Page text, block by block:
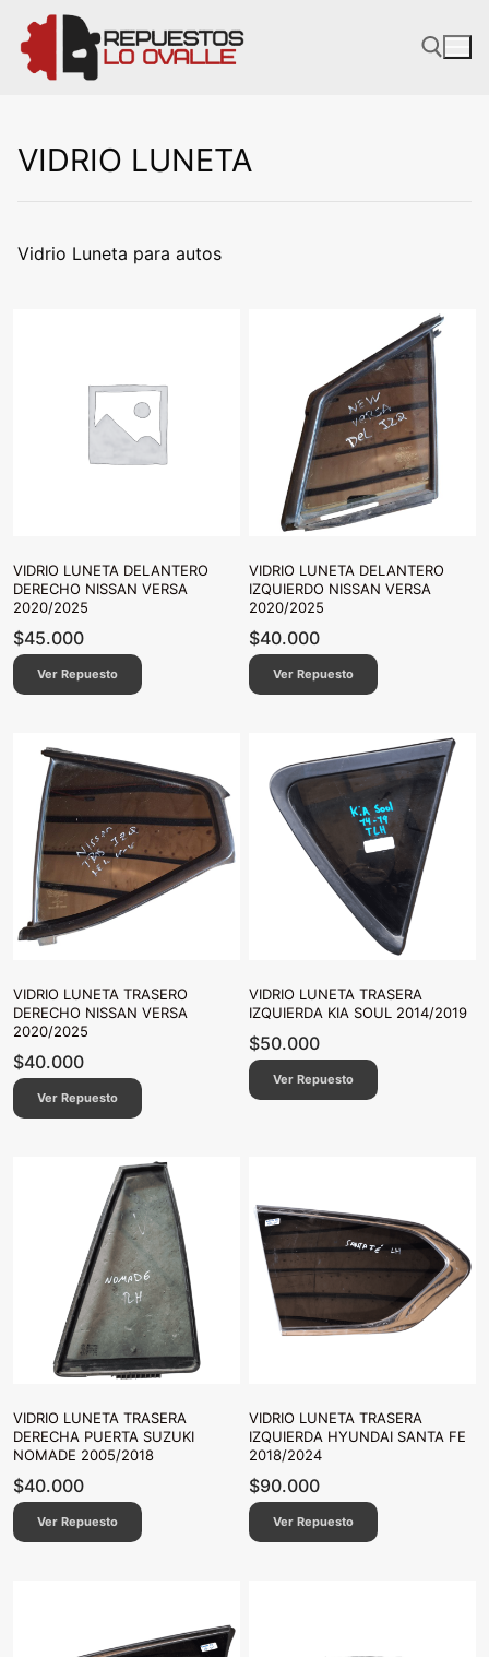
contenido
VIDRIO LUNETA
Vidrio Luneta para autos
VIDRIO LUNETA DELANTERO
DERECHO NISSAN VERSA
2020/2025
$45.000
Ver Repuesto
VIDRIO LUNETA DELANTERO
IZQUIERDO NISSAN VERSA
2020/2025
$40.000
Ver Repuesto
VIDRIO LUNETA TRASERO
DERECHO NISSAN VERSA
2020/2025
$40.000
Ver Repuesto
VIDRIO LUNETA TRASERA
IZQUIERDA KIA SOUL 2014/2019
$50.000
Ver Repuesto
VIDRIO LUNETA TRASERA
DERECHA PUERTA SUZUKI
NOMADE 2005/2018
$40.000
Ver Repuesto
VIDRIO LUNETA TRASERA
IZQUIERDA HYUNDAI SANTA FE
2018/2024
$90.000
Ver Repuesto